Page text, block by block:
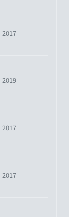
2017
2019
2017
2017